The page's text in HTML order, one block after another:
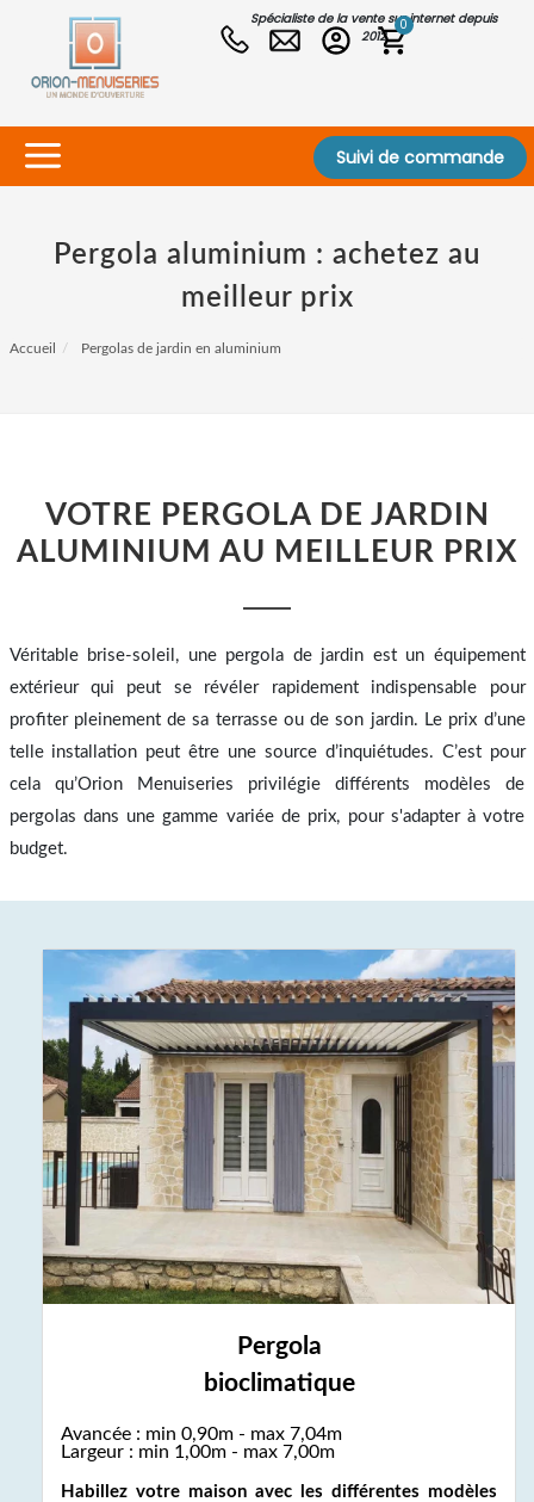
Spécialiste de la vente sur internet depuis
2012
0
Suivi de commande
Pergola aluminium : achetez au
meilleur prix
Accueil Pergolas de jardin en aluminium
VOTRE PERGOLA DE JARDIN
ALUMINIUM AU MEILLEUR PRIX
Véritable brise-soleil, une pergola de jardin est un équipement
extérieur qui peut se révéler rapidement indispensable pour
profiter pleinement de sa terrasse ou de son jardin. Le prix d’une
telle installation peut être une source d’inquiétudes. C’est pour
cela qu’Orion Menuiseries privilégie différents modèles de
pergolas dans une gamme variée de prix, pour s'adapter à votre
budget.
Pergola
bioclimatique
Avancée : min 0,90m - max 7,04m
Largeur : min 1,00m - max 7,00m
Habillez votre maison avec les différentes modèles